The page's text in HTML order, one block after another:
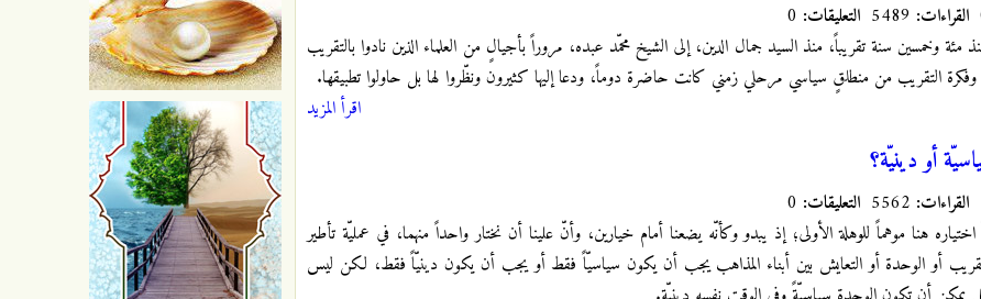
القراءات: التعليقات:
وخمسين سنة تقريباً، منذ السيد جمال الدين، إلى الشيخ محمّد عبده، مروراً بأجيالٍ من العلماء الذين نادوا بالتقريب
وفكرة التقريب من منطلقٍ سياسي مرحلي زمني كانت حاضرة دوماً، ودعا إليها كثيرون ونظّروا لها بل حاولوا تطبيقها.
اقرأ المزيد
أو دينيّة؟
القراءات: التعليقات:
هنا موهماً للوهلة الأولى؛ إذ يبدو وكأنّه يضعنا أمام خيارين، وأنّ علينا أن نختار واحداً منهما، في عمليّة تأطير
أو الوحدة أو التعايش بين أبناء المذاهب يجب أن يكون سياسيّاً فقط أو يجب أن يكون دينيّاً فقط، لكن ليس